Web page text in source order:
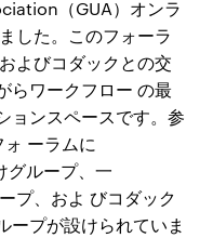
（GUA）オンラ
した。このフォーラ
よびコダックとの交
らワークフロー の最
ョンスペースです。参
ーラムに
グループ、一
プ、およ びコダック
ープが設けられていま